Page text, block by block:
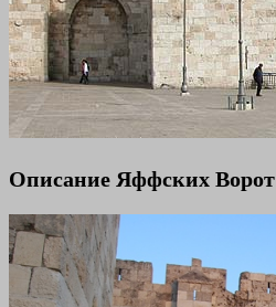
Описание Яффских Ворот